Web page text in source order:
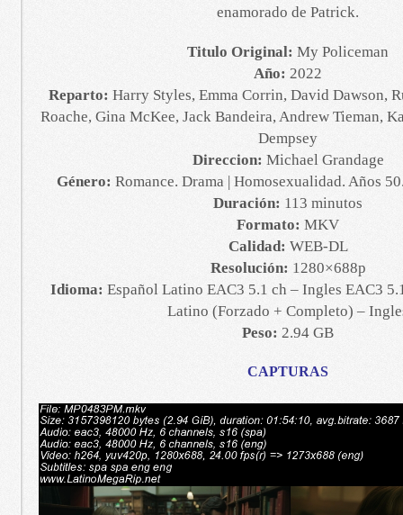
enamorado de Patrick.
Titulo Original: My Policeman
Año: 2022
Reparto: Harry Styles, Emma Corrin, David Dawson,
Roache, Gina McKee, Jack Bandeira, Andrew Tieman,
Dempsey
Direccion: Michael Grandage
Género: Romance. Drama | Homosexualidad. Años
Duración: 113 minutos
Formato: MKV
Calidad: WEB-DL
Resolución: 1280×688p
Idioma: Español Latino EAC3 5.1 ch – Ingles EAC3
Latino (Forzado + Completo) –
Peso: 2.94 GB
CAPTURAS